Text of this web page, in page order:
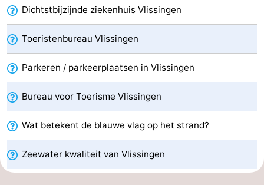
van
Schouwen
Veere
-
Natuur
Oranjezon
-
Oostkapelle
-
Natuur
Mantelingen
-
Westkapelle
-
Zoutelande
-
Dichtstbijzijnde ziekenhuis Vlissingen
Toeristenbureau Vlissingen
Parkeren / parkeerplaatsen in Vlissingen
Bureau voor Toerisme Vlissingen
Wat betekent de blauwe vlag op het strand?
Zeewater kwaliteit van Vlissingen